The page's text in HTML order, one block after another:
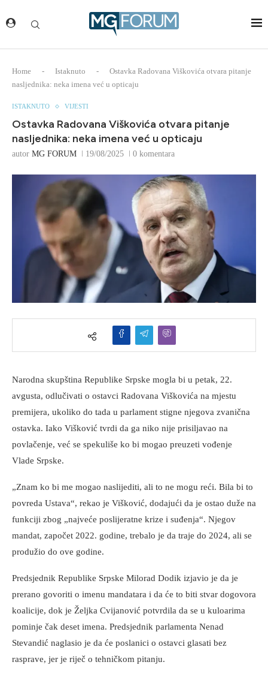
Home - Istaknuto -
Ostavka Radovana Viškovića otvara pitanje
nasljednika: neka imena već u opticaju
ISTAKNUTO VIJESTI
Ostavka Radovana Viškovića otvara pitanje
nasljednika: neka imena već u opticaju
autor MG FORUM 19/08/2025 0 komentara
Narodna skupština Republike Srpske mogla bi u petak, 22.
avgusta, odlučivati o ostavci Radovana Viškovića na mjestu
premijera, ukoliko do tada u parlament stigne njegova zvanična
ostavka. Iako Višković tvrdi da ga niko nije prisiljavao na
povlačenje, već se spekuliše ko bi mogao preuzeti vođenje
Vlade Srpske.
„Znam ko bi me mogao naslijediti, ali to ne mogu reći. Bila bi to
povreda Ustava“, rekao je Višković, dodajući da je ostao duže na
funkciji zbog „najveće poslijeratne krize i suđenja“. Njegov
mandat, započet 2022. godine, trebalo je da traje do 2024, ali se
produžio do ove godine.
Predsjednik Republike Srpske Milorad Dodik izjavio je da je
prerano govoriti o imenu mandatara i da će to biti stvar dogovora
koalicije, dok je Željka Cvijanović potvrdila da se u kuloarima
pominje čak deset imena. Predsjednik parlamenta Nenad
Stevandić naglasio je da će poslanici o ostavci glasati bez
rasprave, jer je riječ o tehničkom pitanju.